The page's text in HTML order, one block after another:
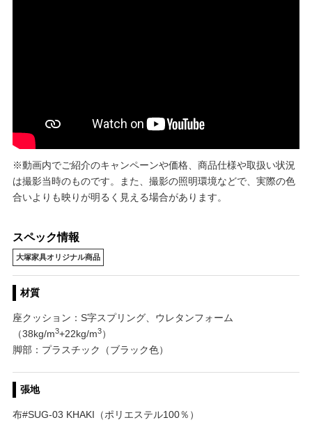
※動画内でご紹介のキャンペーンや価格、商品仕様や取扱い状況
は撮影当時のものです。また、撮影の照明環境などで、実際の色
合いよりも映りが明るく見える場合があります。
スペック情報
大塚家具オリジナル商品
材質
座クッション：S字スプリング、ウレタンフォーム
（38kg/m3+22kg/m3）
脚部：プラスチック（ブラック色）
張地
布#SUG-03 KHAKI（ポリエステル100％）